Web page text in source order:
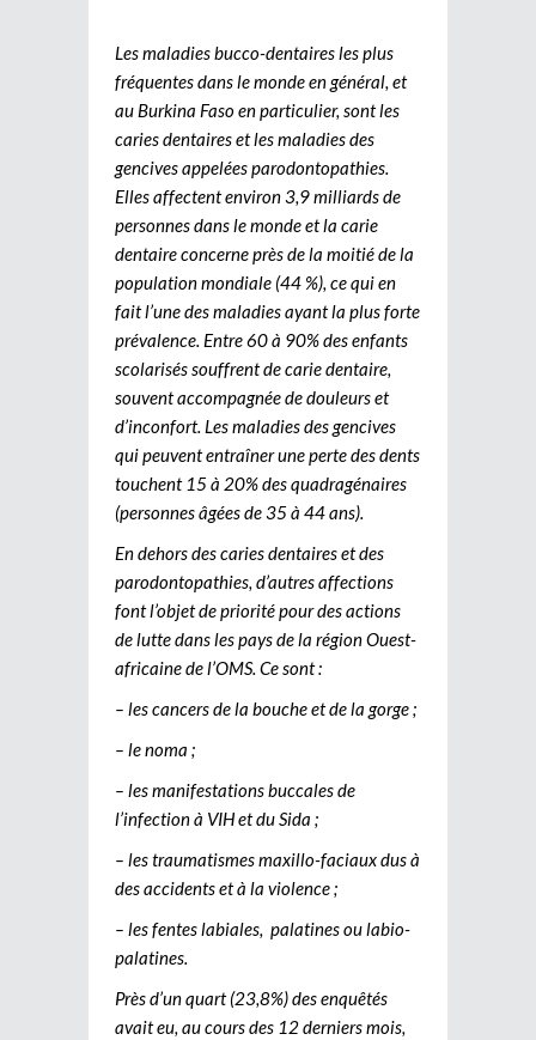
Les maladies bucco-dentaires les plus
fréquentes dans le monde en général, et
au Burkina Faso en particulier, sont les
caries dentaires et les maladies des
gencives appelées parodontopathies.
Elles affectent environ 3,9 milliards de
personnes dans le monde et la carie
dentaire concerne près de la moitié de la
population mondiale (44 %), ce qui en
fait l’une des maladies ayant la plus forte
prévalence. Entre 60 à 90% des enfants
scolarisés souffrent de carie dentaire,
souvent accompagnée de douleurs et
d’inconfort. Les maladies des gencives
qui peuvent entraîner une perte des dents
touchent 15 à 20% des quadragénaires
(personnes âgées de 35 à 44 ans).
En dehors des caries dentaires et des
parodontopathies, d’autres affections
font l’objet de priorité pour des actions
de lutte dans les pays de la région Ouest-
africaine de l’OMS. Ce sont :
– les cancers de la bouche et de la gorge ;
– le noma ;
– les manifestations buccales de
l’infection à VIH et du Sida ;
– les traumatismes maxillo-faciaux dus à
des accidents et à la violence ;
– les fentes labiales, palatines ou labio-
palatines.
Près d’un quart (23,8%) des enquêtés
avait eu, au cours des 12 derniers mois,